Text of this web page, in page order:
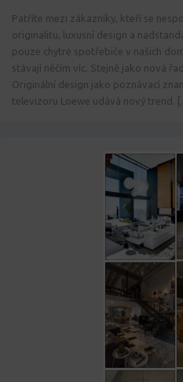
Patříte mezi zákazníky, kteří se
originalitu, luxusní design a
pouze chytré spotřebiče v našich
stávají něčím víc. Stejně jako nová
Originální design jako poznávací
televizoru Loewe udává nový trend.